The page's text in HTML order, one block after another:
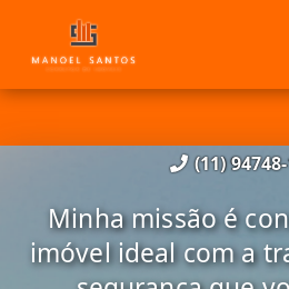
(11)
Minha missão é
imóvel ideal com a